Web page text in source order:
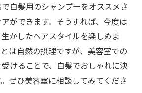
白髪用のシャンプーをオススメさ
ができます。そうすれば、今度は
かしたヘアスタイルを楽しめま
は自然の摂理ですが、美容室での
けることで、白髪でおしゃれに決
ぜひ美容室に相談してみてくださ